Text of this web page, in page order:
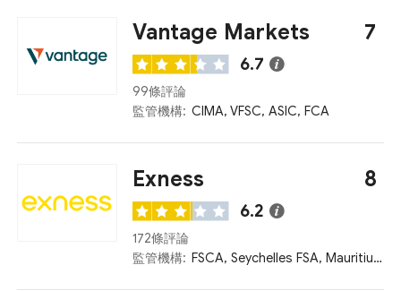
Vantage Markets 7
6.7
99條評論
監管機構: CIMA, VFSC, ASIC, FCA
Exness 8
6.2
172條評論
監管機構:
FSCA, Seychelles FSA, Mauritius FSC, FCA, CySEC